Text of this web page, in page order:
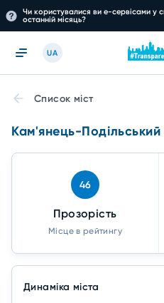
Чи користувалися ви е-сервісами у
останній місяць?
UA
Список міст
Кам'янець-Подільський
46
Прозорість
Місце в рейтингу
Динаміка міста